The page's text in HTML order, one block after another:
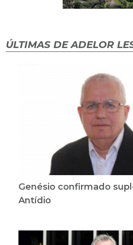
ÚLTIMAS DE ADELOR
Genésio confirmado
Antídio